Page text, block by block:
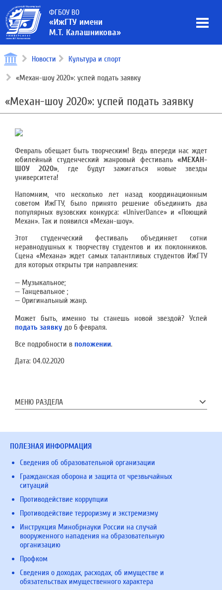
ФГБОУ ВО
«ИжГТУ имени
М.Т. Калашникова»
Новости Культура и спорт
«Механ-шоу 2020»: успей подать заявку
«Механ-шоу 2020»: успей подать заявку
Февраль обещает быть творческим! Ведь впереди нас ждет
юбилейный студенческий жанровый фестиваль «МЕХАН-
ШОУ 2020», где будут зажигаться новые звезды
университета!
Напомним, что несколько лет назад координационным
советом ИжГТУ, было принято решение объединить два
популярных вузовских конкурса: «UniverDance» и «Поющий
Механ». Так и появился «Механ-шоу».
Этот студенческий фестиваль объединяет сотни
неравнодушных к творчеству студентов и их поклонников.
Сцена «Механа» ждет самых талантливых студентов ИжГТУ
для которых открыты три направления:
— Музыкальное;
— Танцевальное ;
— Оригинальный жанр.
Может быть, именно ты станешь новой звездой? Успей
подать заявку до 6 февраля.
Все подробности в положении.
Дата: 04.02.2020
МЕНЮ РАЗДЕЛА
ПОЛЕЗНАЯ ИНФОРМАЦИЯ
Сведения об образовательной организации
Гражданская оборона и защита от чрезвычайных
ситуаций
Противодействие коррупции
Противодействие терроризму и экстремизму
Инструкция Минобрнауки России на случай
вооруженного нападения на образовательную
организацию
Профком
Сведения о доходах, расходах, об имуществе и
обязательствах имущественного характера